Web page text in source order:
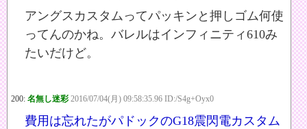
アングスカスタムってパッキンと押しゴム何使
ってんのかね。バレルはインフィニティ610み
たいだけど。
200: 名無し迷彩 2016/07/04(月) 09:58:35.96 ID:/S4g+Oyx0
費用は忘れたがパドックのG18震閃電カスタム